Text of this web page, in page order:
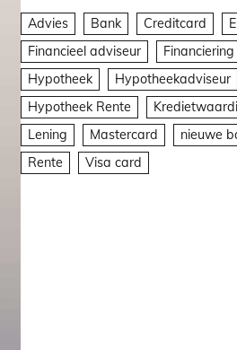
Advies Bank Creditcard
Financieel adviseur
Financiering
Hypotheek
Hypotheekadviseur
Hypotheek Rente
Lening
Mastercard nieuwe
Rente
Visa card